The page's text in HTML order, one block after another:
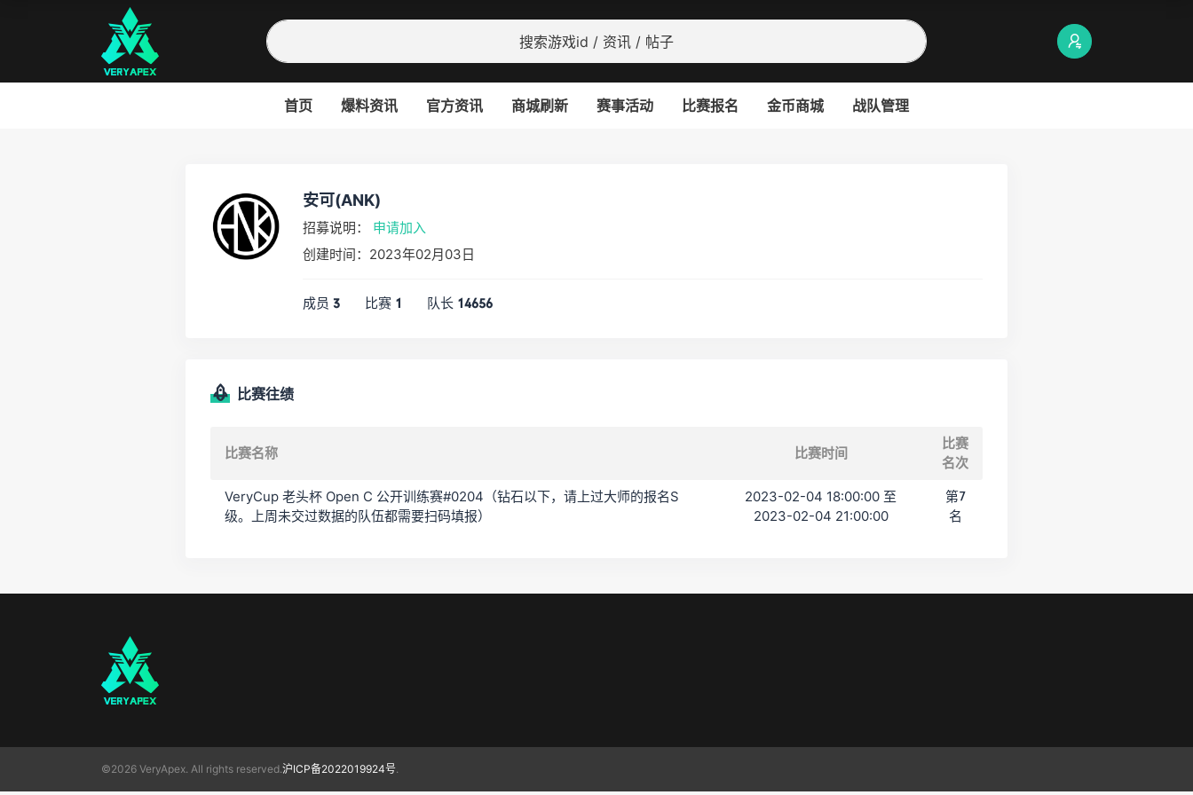
首页 爆料资讯 官方资讯 商城刷新 赛事活动 比赛报名 金币商城 战队管理
安可(ANK)
招募说明： 申请加入
创建时间：2023年02月03日
成员 3 比赛 1 队长 14656
比赛往绩
比赛名称 比赛时间
比赛
名次
VeryCup 老头杯 Open C 公开训练赛#0204（钻石以下，请上过大师的报名S
级。上周未交过数据的队伍都需要扫码填报）
2023-02-04 18:00:00 至
2023-02-04 21:00:00
第7
名
©2026 VeryApex. All rights reserved.沪ICP备2022019924号.